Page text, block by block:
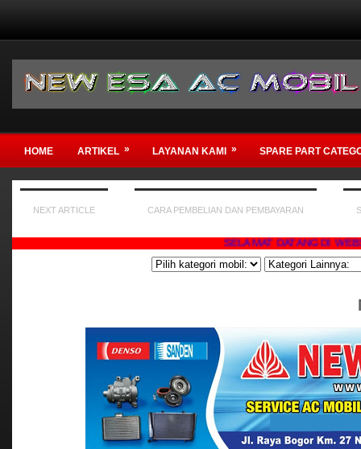
HOME ARTIKEL » LAYANAN KAMI » SPARE PART
NEXT ARTICLE CARA PEMBELIAN DAN PEMBAYARAN
SELAMAT DATANG DI WEBSITE